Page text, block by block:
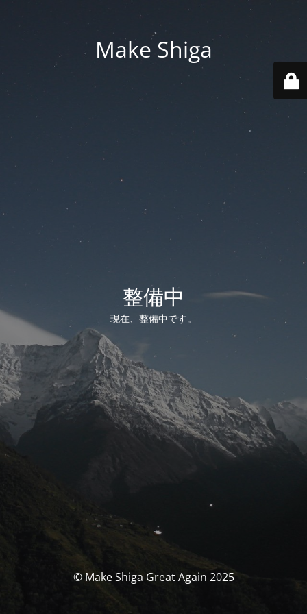
Make Shiga
整備中
現在、整備中です。
© Make Shiga Great Again 2025